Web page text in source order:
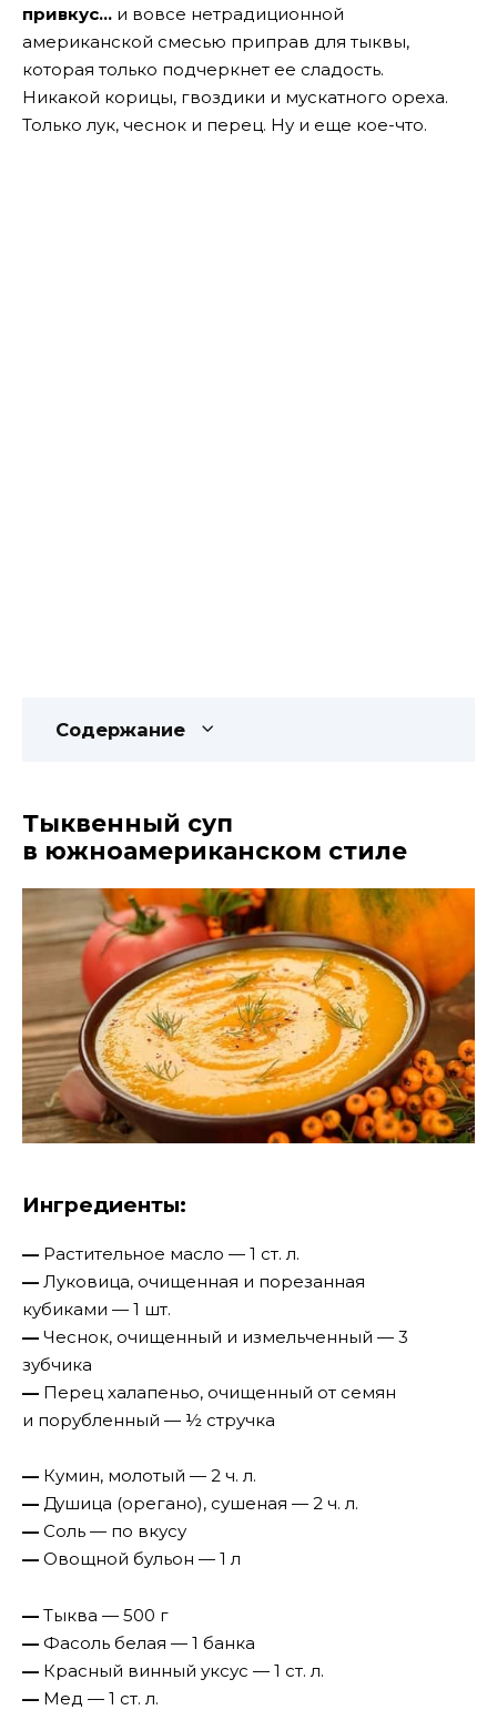
привкус… и вовсе нетрадиционной
американской смесью приправ для тыквы,
которая только подчеркнет ее сладость.
Никакой корицы, гвоздики и мускатного ореха.
Только лук, чеснок и перец. Ну и еще кое-что.
Содержание
Тыквенный суп
в южноамериканском стиле
Ингредиенты:
— Растительное масло — 1 ст. л.
— Луковица, очищенная и порезанная
кубиками — 1 шт.
— Чеснок, очищенный и измельченный — 3
зубчика
— Перец халапеньо, очищенный от семян
и порубленный — ½ стручка
— Кумин, молотый — 2 ч. л.
— Душица (орегано), сушеная — 2 ч. л.
— Соль — по вкусу
— Овощной бульон — 1 л
— Тыква — 500 г
— Фасоль белая — 1 банка
— Красный винный уксус — 1 ст. л.
— Мед — 1 ст. л.